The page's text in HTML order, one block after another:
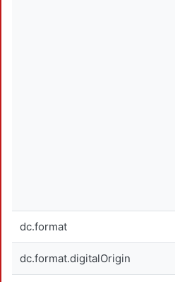
dc.format
dc.format.digitalOrigin